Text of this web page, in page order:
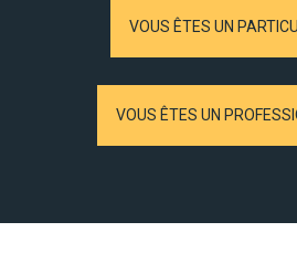
VOUS ÊTES UN
VOUS ÊTES UN